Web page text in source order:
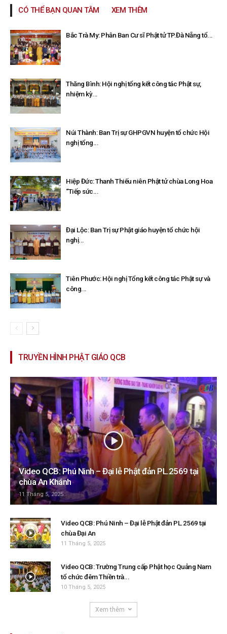
CÓ THỂ BẠN QUAN TÂM XEM THÊM
Bắc Trà My: Phân Ban Cư sĩ Phật tử TP.Đà Nẵng tổ...
Thăng Bình: Hội nghị tổng kết công tác Phật sự,
nhiệm kỳ...
Núi Thành: Ban Trị sự GHPGVN huyện tổ chức Hội
nghị tổng...
Hiệp Đức: Thanh Thiếu niên Phật tử chùa Long Hoa
“Tiếp sức...
Đại Lộc: Ban Trị sự Phật giáo huyện tổ chức hội
nghị...
Tiên Phước: Hội nghị Tổng kết công tác Phật sự và
công...
TRUYỀN HÌNH PHẬT GIÁO QCB
Video QCB: Phú Ninh – Đại lễ Phật đản PL.2569 tại
chùa An Khánh
11 Tháng 5, 2025
Video QCB: Phú Ninh – Đại lễ Phật đản PL.2569 tại
chùa Đại An
11 Tháng 5, 2025
Video QCB: Trường Trung cấp Phật học Quảng Nam
tổ chức đêm Thiền trà...
10 Tháng 5, 2025
Xem thêm